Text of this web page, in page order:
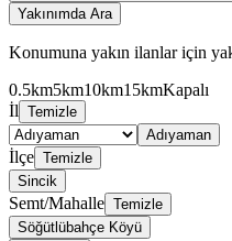
Yakınımda Ara
Konumuna yakın ilanlar için
0.5km5km10km15kmKapalı
İl Temizle
Adıyaman
İlçe Temizle
Sincik
Semt/Mahalle Temizle
Söğütlübahçe Köyü